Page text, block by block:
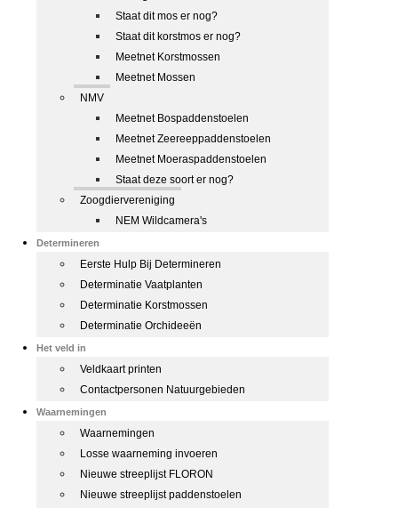
Staat dit mos er nog?
Staat dit korstmos er nog?
Meetnet Korstmossen
Meetnet Mossen
NMV
Meetnet Bospaddenstoelen
Meetnet Zeereeppaddenstoelen
Meetnet Moeraspaddenstoelen
Staat deze soort er nog?
Zoogdiervereniging
NEM Wildcamera's
Determineren
Eerste Hulp Bij Determineren
Determinatie Vaatplanten
Determinatie Korstmossen
Determinatie Orchideeën
Het veld in
Veldkaart printen
Contactpersonen Natuurgebieden
Waarnemingen
Waarnemingen
Losse waarneming invoeren
Nieuwe streeplijst FLORON
Nieuwe streeplijst paddenstoelen